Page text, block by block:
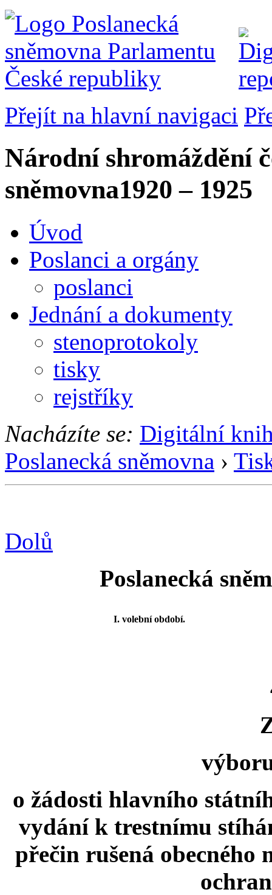
Přejít na hlavní navigaci
Národní shromáždění
sněmovna1920 – 1925
Úvod
Poslanci a orgány
poslanci
Jednání a dokumenty
stenoprotokoly
tisky
rejstříky
Nacházíte se: Digitální
Poslanecká sněmovna ›
Dolů
Poslanecká
I. volební období.
o žádosti hlavního
vydání k trestnímu
přečin rušená obecného